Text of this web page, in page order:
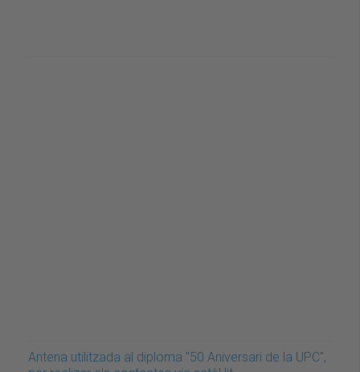
Antena utilitzada al diploma "50 Aniversari de la UPC",